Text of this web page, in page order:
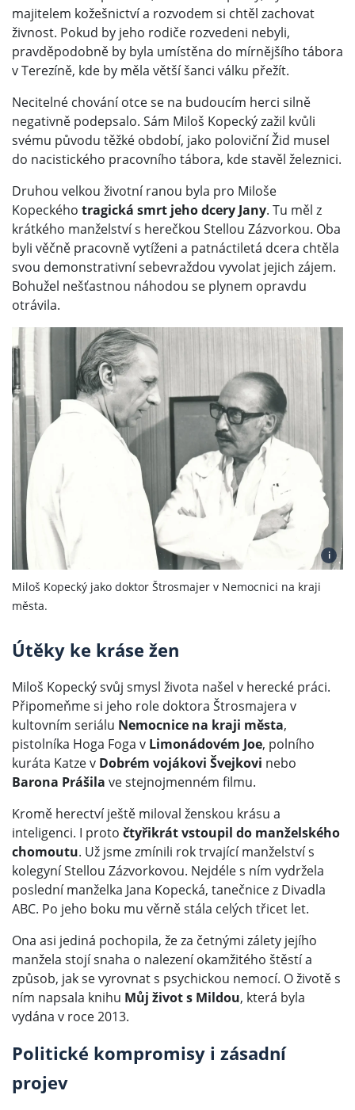
majitelem kožešnictví a rozvodem si chtěl zachovat
živnost. Pokud by jeho rodiče rozvedeni nebyli,
pravděpodobně by byla umístěna do mírnějšího tábora
v Terezíně, kde by měla větší šanci válku přežít.
Necitelné chování otce se na budoucím herci silně
negativně podepsalo. Sám Miloš Kopecký zažil kvůli
svému původu těžké období, jako poloviční Žid musel
do nacistického pracovního tábora, kde stavěl železnici.
Druhou velkou životní ranou byla pro Miloše
Kopeckého tragická smrt jeho dcery Jany. Tu měl z
krátkého manželství s herečkou Stellou Zázvorkou. Oba
byli věčně pracovně vytíženi a patnáctiletá dcera chtěla
svou demonstrativní sebevraždou vyvolat jejich zájem.
Bohužel nešťastnou náhodou se plynem opravdu
otrávila.
i
Miloš Kopecký jako doktor Štrosmajer v Nemocnici na kraji
města.
Útěky ke kráse žen
Miloš Kopecký svůj smysl života našel v herecké práci.
Připomeňme si jeho role doktora Štrosmajera v
kultovním seriálu Nemocnice na kraji města,
pistolníka Hoga Foga v Limonádovém Joe, polního
kuráta Katze v Dobrém vojákovi Švejkovi nebo
Barona Prášila ve stejnojmenném filmu.
Kromě herectví ještě miloval ženskou krásu a
inteligenci. I proto čtyřikrát vstoupil do manželského
chomoutu. Už jsme zmínili rok trvající manželství s
kolegyní Stellou Zázvorkovou. Nejdéle s ním vydržela
poslední manželka Jana Kopecká, tanečnice z Divadla
ABC. Po jeho boku mu věrně stála celých třicet let.
Ona asi jediná pochopila, že za četnými zálety jejího
manžela stojí snaha o nalezení okamžitého štěstí a
způsob, jak se vyrovnat s psychickou nemocí. O životě s
ním napsala knihu Můj život s Mildou, která byla
vydána v roce 2013.
Politické kompromisy i zásadní
projev